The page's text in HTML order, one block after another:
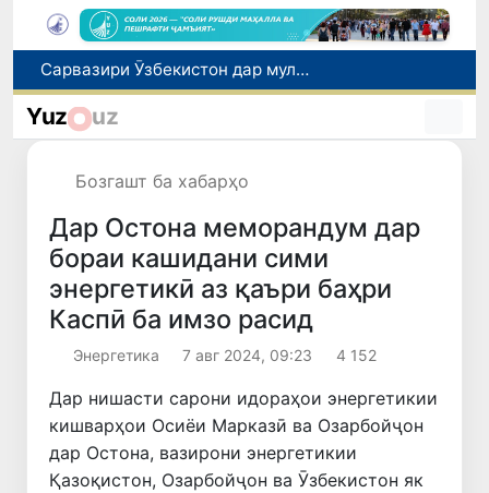
Сарвазири Ӯзбекистон дар мулоқот бо Президенти Қирғизистон дар доираи чорабиниҳои Иттиҳоди иқтисодии АвруОсиё иштирок кард
Дар Қашқадарё анҷумани байналмилалии экологӣ бо иштироки ҷавонон аз нӯҳ кишвар баргузор мешавад
Yuz uz
Бозгашт ба хабарҳо
Дар Остона меморандум дар
бораи кашидани сими
энергетикӣ аз қаъри баҳри
Каспӣ ба имзо расид
Энергетика 7 авг 2024, 09:23 4 152
Дар нишасти сарони идораҳои энергетикии
кишварҳои Осиёи Марказӣ ва Озарбойҷон
дар Остона, вазирони энергетикии
Қазоқистон, Озарбойҷон ва Ӯзбекистон як